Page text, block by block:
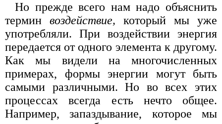
Но прежде всего нам надо объяснить
термин воздействие, который мы уже
употребляли. При воздействии энергия
передается от одного элемента к другому.
Как мы видели на многочисленных
примерах, формы энергии могут быть
самыми различными. Но во всех этих
процессах всегда есть нечто общее.
Например, запаздывание, которое мы